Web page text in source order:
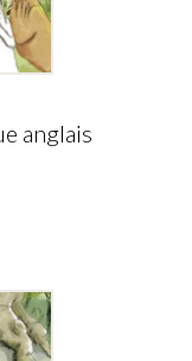
anglais